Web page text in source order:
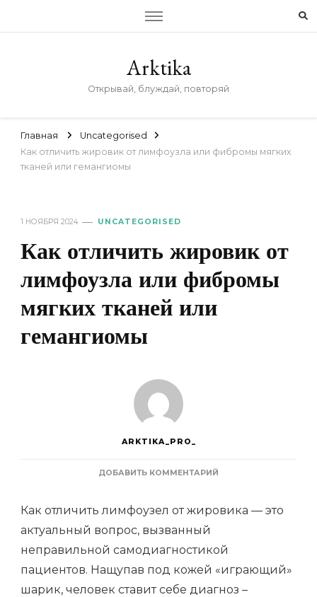
Arktika
Открывай, блуждай, повторяй
Главная
Uncategorised
Как отличить жировик от лимфоузла или фибромы мягких
тканей или гемангиомы
1 НОЯБРЯ 2024 UNCATEGORISED
Как отличить жировик от
лимфоузла или фибромы
мягких тканей или
гемангиомы
ARKTIKA_PRO_
ДОБАВИТЬ КОММЕНТАРИЙ
ОТЛИЧИТЬ
ЛИМФОУЗЛА
ФИБРОМЫ
МЯГКИХ
Как отличить лимфоузел от жировика — это
актуальный вопрос, вызванный
неправильной самодиагностикой
пациентов. Нащупав под кожей «играющий»
шарик, человек ставит себе диагноз –